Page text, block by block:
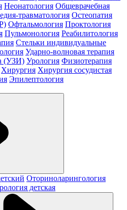
Неонатология Общеврачебная
травматология Остеопатия
Офтальмология Проктология
Пульмонология Реабилитология
Стельки индивидуальные
Ударно-волновая терапия
(УЗИ) Урология Физиотерапия
Хирургия Хирургия сосудистая
Эпилептология
Оториноларингология
детская